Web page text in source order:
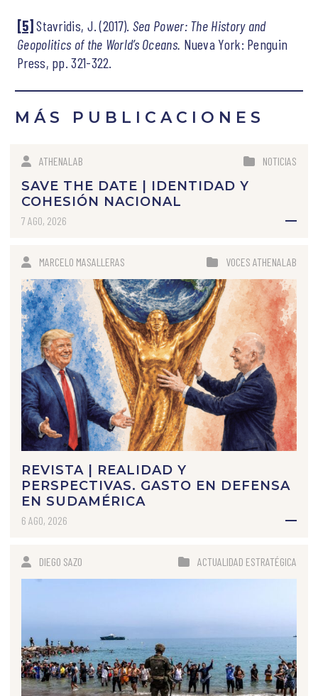
[5] Stavridis, J. (2017). Sea Power: The History and
Geopolitics of the World’s Oceans. Nueva York: Penguin
Press, pp. 321-322.
MÁS PUBLICACIONES
ATHENALAB NOTICIAS
SAVE THE DATE | IDENTIDAD Y
COHESIÓN NACIONAL
7 AGO, 2026
MARCELO MASALLERAS VOCES ATHENALAB
REVISTA | REALIDAD Y
PERSPECTIVAS. GASTO EN DEFENSA
EN SUDAMÉRICA
6 AGO, 2026
DIEGO SAZO ACTUALIDAD ESTRATÉGICA